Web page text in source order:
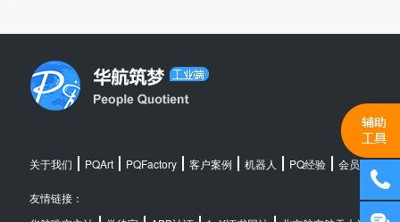
关于我们 PQArt PQFactory 客户案例 机器人 PQ经验 会员中心
友情链接：